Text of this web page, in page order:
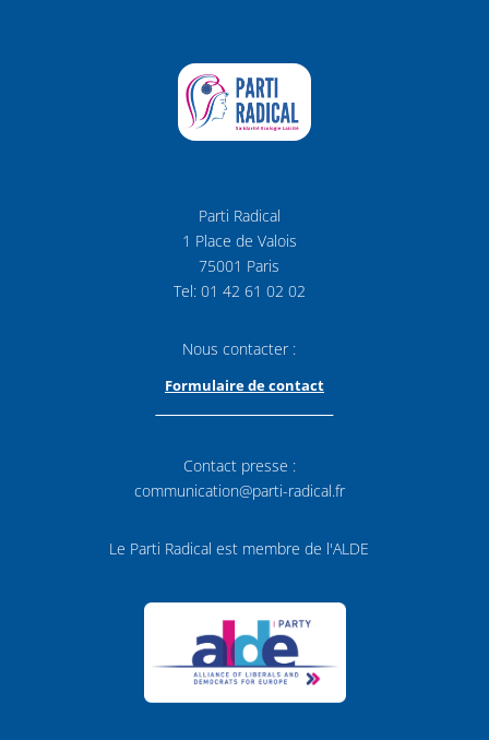
Parti Radical
1 Place de Valois
75001 Paris
Tel: 01 42 61 02 02
Nous contacter :
Formulaire de contact
Contact presse :
communication@parti-radical.fr
Le Parti Radical est membre de l'ALDE